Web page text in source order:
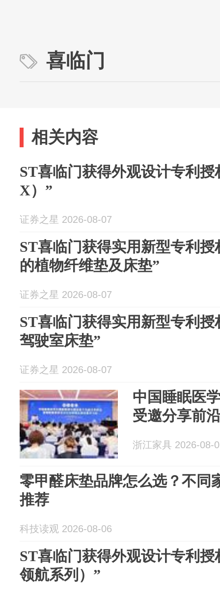
喜临门
相关内容
ST喜临门获得外观设计专利授
X）”
证券之星 2026-08-07
ST喜临门获得实用新型专利
的植物纤维垫及床垫”
证券之星 2026-08-07
ST喜临门获得实用新型专利
驾驶室床垫”
证券之星 2026-08-07
中国睡眠医
受邀分享前
浙江家具 2026-08-
零甲醛床垫品牌怎么选？不同
推荐
科技读观 2026-08-06
ST喜临门获得外观设计专利
领航系列）”